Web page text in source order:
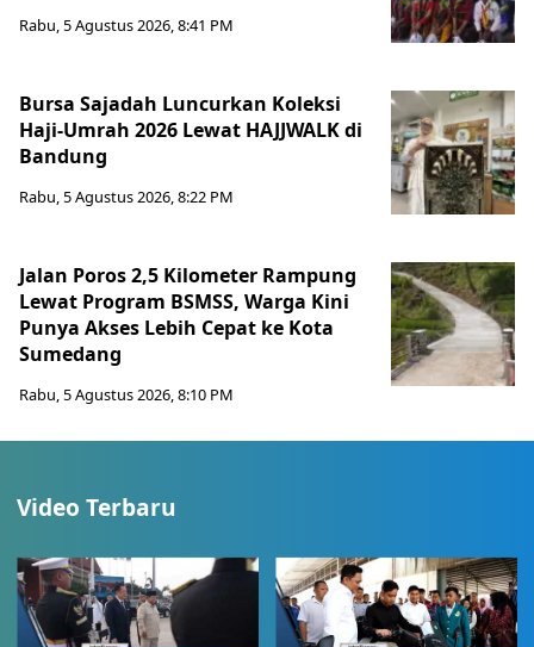
Rabu, 5 Agustus 2026, 8:41 PM
Bursa Sajadah Luncurkan Koleksi
Haji-Umrah 2026 Lewat HAJJWALK di
Bandung
Rabu, 5 Agustus 2026, 8:22 PM
Jalan Poros 2,5 Kilometer Rampung
Lewat Program BSMSS, Warga Kini
Punya Akses Lebih Cepat ke Kota
Sumedang
Rabu, 5 Agustus 2026, 8:10 PM
Video Terbaru